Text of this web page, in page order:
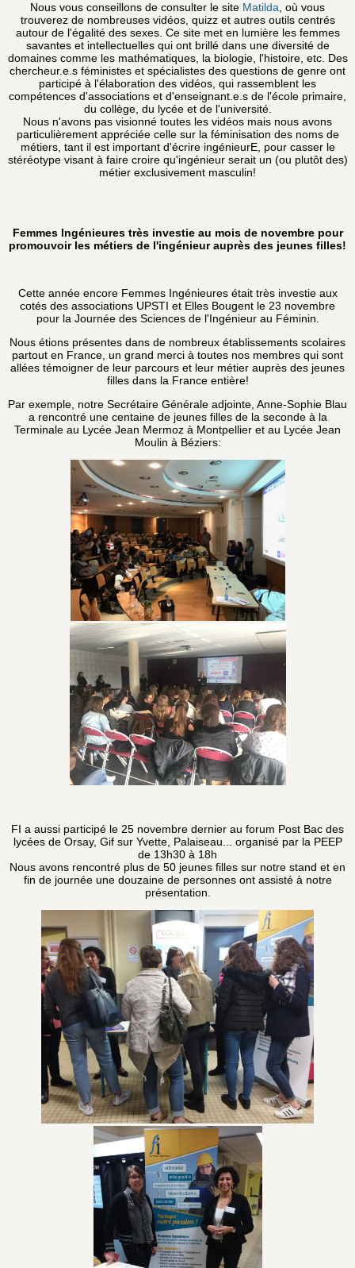
Nous vous conseillons de consulter le site Matilda, où vous
trouverez de nombreuses vidéos, quizz et autres outils centrés
autour de l'égalité des sexes. Ce site met en lumière les femmes
savantes et intellectuelles qui ont brillé dans une diversité de
domaines comme les mathématiques, la biologie, l'histoire, etc. Des
chercheur.e.s féministes et spécialistes des questions de genre ont
participé à l'élaboration des vidéos, qui rassemblent les
compétences d'associations et d'enseignant.e.s de l'école primaire,
du collège, du lycée et de l'université.
Nous n'avons pas visionné toutes les vidéos mais nous avons
particulièrement appréciée celle sur la féminisation des noms de
métiers, tant il est important d'écrire ingénieurE, pour casser le
stéréotype visant à faire croire qu'ingénieur serait un (ou plutôt des)
métier exclusivement masculin!
Femmes Ingénieures très investie au mois de novembre pour
promouvoir les métiers de l'ingénieur auprès des jeunes filles!
Cette année encore Femmes Ingénieures était très investie aux
cotés des associations UPSTI et Elles Bougent le 23 novembre
pour la Journée des Sciences de l'Ingénieur au Féminin.
Nous étions présentes dans de nombreux établissements scolaires
partout en France, un grand merci à toutes nos membres qui sont
allées témoigner de leur parcours et leur métier auprès des jeunes
filles dans la France entière!
Par exemple, notre Secrétaire Générale adjointe, Anne-Sophie Blau
a rencontré une centaine de jeunes filles de la seconde à la
Terminale au Lycée Jean Mermoz à Montpellier et au Lycée Jean
Moulin à Béziers:
FI a aussi participé le 25 novembre dernier au forum Post Bac des
lycées de Orsay, Gif sur Yvette, Palaiseau... organisé par la PEEP
de 13h30 à 18h
Nous avons rencontré plus de 50 jeunes filles sur notre stand et en
fin de journée une douzaine de personnes ont assisté à notre
présentation.